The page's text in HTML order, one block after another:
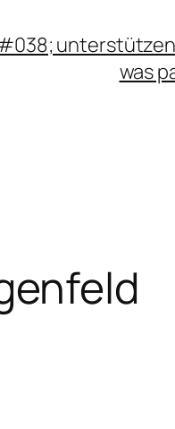
unterstützen
was